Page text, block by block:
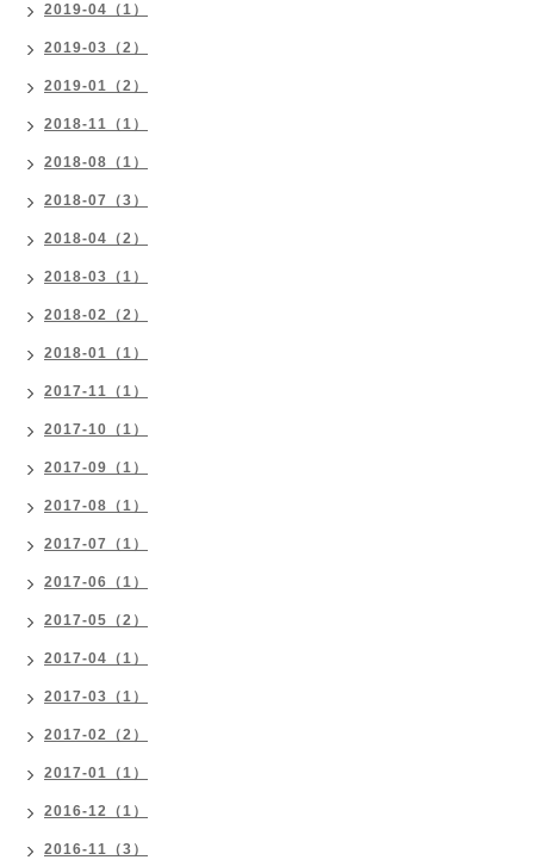
2019-04（1）
2019-03（2）
2019-01（2）
2018-11（1）
2018-08（1）
2018-07（3）
2018-04（2）
2018-03（1）
2018-02（2）
2018-01（1）
2017-11（1）
2017-10（1）
2017-09（1）
2017-08（1）
2017-07（1）
2017-06（1）
2017-05（2）
2017-04（1）
2017-03（1）
2017-02（2）
2017-01（1）
2016-12（1）
2016-11（3）